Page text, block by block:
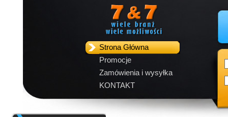
Strona Główna
Promocje
Zamówienia i wysyłka
KONTAKT